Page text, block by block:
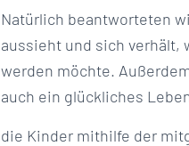
Natürlich beantworteten
aussieht und sich verhält,
werden möchte.
auch ein glückliches
die Kinder mithilfe der